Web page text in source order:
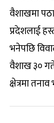
वैशाखमा
प्रदेशलाई
भनेपछि
वैशाख ३०
क्षेत्रमा